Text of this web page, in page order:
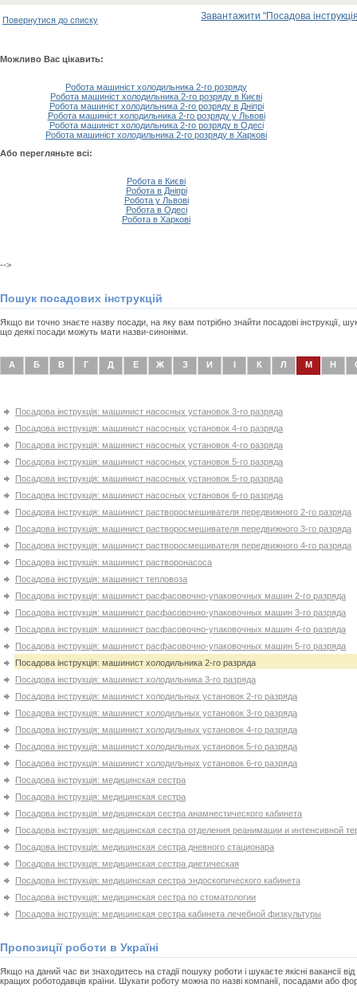
Повернутися до списку Завантажити "Посадова
Можливо Вас цікавить:
Робота машиніст холодильника 2-го розряду
Робота машиніст холодильника 2-го розряду в Києві
Робота машиніст холодильника 2-го розряду в Дніпрі
Робота машиніст холодильника 2-го розряду у Львові
Робота машиніст холодильника 2-го розряду в Одесі
Робота машиніст холодильника 2-го розряду в Харкові
Або перегляньте всі:
Робота в Києві
Робота в Дніпрі
Робота у Львові
Робота в Одесі
Робота в Харкові
-->
Пошук посадових інструкцій
Якщо ви точно знаєте назву посади, на яку вам потрібно знайти посадові інструкції,
що деякі посади можуть мати назви-синоніми.
А Б В Г Д Е Ж З И І К Л М Н
Посадова інструкція: машинист насосных установок 3-го разряда
Посадова інструкція: машинист насосных установок 4-го разряда
Посадова інструкція: машинист насосных установок 4-го разряда
Посадова інструкція: машинист насосных установок 5-го разряда
Посадова інструкція: машинист насосных установок 5-го разряда
Посадова інструкція: машинист насосных установок 6-го разряда
Посадова інструкція: машинист растворосмешивателя передвижного 2-го разряда
Посадова інструкція: машинист растворосмешивателя передвижного 3-го разряда
Посадова інструкція: машинист растворосмешивателя передвижного 4-го разряда
Посадова інструкція: машинист растворонасоса
Посадова інструкція: машинист тепловоза
Посадова інструкція: машинист расфасовочно-упаковочных машин 2-го разряда
Посадова інструкція: машинист расфасовочно-упаковочных машин 3-го разряда
Посадова інструкція: машинист расфасовочно-упаковочных машин 4-го разряда
Посадова інструкція: машинист расфасовочно-упаковочных машин 5-го разряда
Посадова інструкція: машинист холодильника 2-го разряда
Посадова інструкція: машинист холодильника 3-го разряда
Посадова інструкція: машинист холодильных установок 2-го разряда
Посадова інструкція: машинист холодильных установок 3-го разряда
Посадова інструкція: машинист холодильных установок 4-го разряда
Посадова інструкція: машинист холодильных установок 5-го разряда
Посадова інструкція: машинист холодильных установок 6-го разряда
Посадова інструкція: медицинская сестра
Посадова інструкція: медицинская сестра
Посадова інструкція: медицинская сестра анамнестического кабинета
Посадова інструкція: медицинская сестра отделения реанимации и интенсивной
Посадова інструкція: медицинская сестра дневного стационара
Посадова інструкція: медицинская сестра диетическая
Посадова інструкція: медицинская сестра эндоскопического кабинета
Посадова інструкція: медицинская сестра по стоматологии
Посадова інструкція: медицинская сестра кабинета лечебной физкультуры
Пропозиції роботи в Україні
Якщо на даний час ви знаходитесь на стадії пошуку роботи і шукаєте якісні вакансії
кращих роботодавців країни. Шукати роботу можна по назві компанії, посадами або